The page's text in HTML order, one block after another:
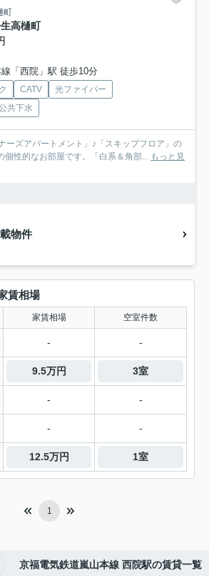
町
高樋町
「西院」駅 徒歩10分
CATV
光ファイバー
共下水
ーズアパートメント」♪「スキップフロア」の
個性的なお部屋です。「白系＆角部... もっと見
物件
賃相場
家賃相場 空室件数
- -
9.5万円 3室
- -
- -
12.5万円 1室
1
京福電気鉄道嵐山本線 西院駅の賃貸一覧